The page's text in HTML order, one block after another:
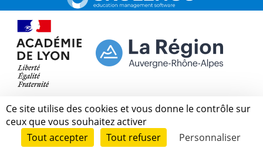
Ce site utilise des cookies et vous donne le contrôle sur
ceux que vous souhaitez activer
Tout accepter
Tout refuser Personnaliser